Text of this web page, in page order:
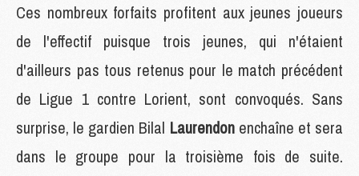
Ces nombreux forfaits profitent aux jeunes joueurs
de l'effectif puisque trois jeunes, qui n'étaient
d'ailleurs pas tous retenus pour le match précédent
de Ligue 1 contre Lorient, sont convoqués. Sans
surprise, le gardien Bilal Laurendon enchaîne et sera
dans le groupe pour la troisième fois de suite.